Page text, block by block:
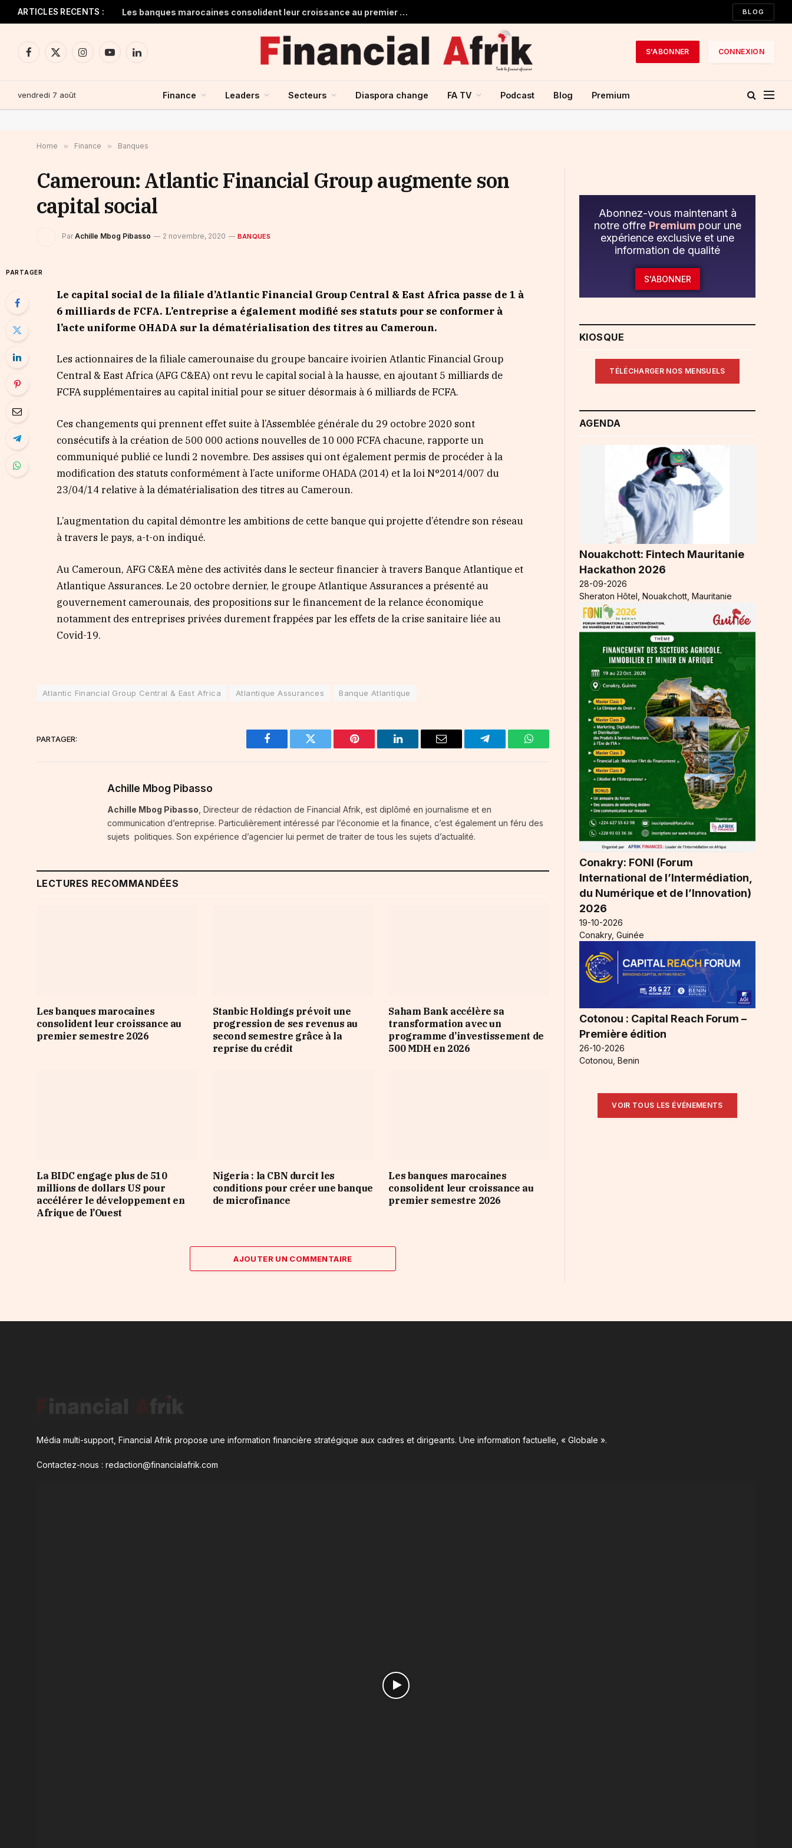
ARTICLES RECENTS : Les banques marocaines consolident leur croissance au premier semestre 2026 BLOG
Facebook
X
InstagramYouTubeLinkedIn
S'ABONNER CONNEXION
vendredi 7 août Finance Leaders Secteurs Diaspora change FA TV Podcast Blog Premium
Home » Finance » Banques
Cameroun: Atlantic Financial Group augmente son
capital social
Par Achille Mbog Pibasso 2 novembre, 2020 BANQUES
PARTAGER
Le capital social de la filiale d’Atlantic Financial Group Central & East Africa passe de 1 à
6 milliards de FCFA. L’entreprise a également modifié ses statuts pour se conformer à
l’acte uniforme OHADA sur la dématérialisation des titres au Cameroun.
Les actionnaires de la filiale camerounaise du groupe bancaire ivoirien Atlantic Financial Group
Central & East Africa (AFG C&EA) ont revu le capital social à la hausse, en ajoutant 5 milliards de
FCFA supplémentaires au capital initial pour se situer désormais à 6 milliards de FCFA.
Ces changements qui prennent effet suite à l’Assemblée générale du 29 octobre 2020 sont
consécutifs à la création de 500 000 actions nouvelles de 10 000 FCFA chacune, rapporte un
communiqué publié ce lundi 2 novembre. Des assises qui ont également permis de procéder à la
modification des statuts conformément à l’acte uniforme OHADA (2014) et la loi N°2014/007 du
23/04/14 relative à la dématérialisation des titres au Cameroun.
L’augmentation du capital démontre les ambitions de cette banque qui projette d’étendre son réseau
à travers le pays, a-t-on indiqué.
Au Cameroun, AFG C&EA mène des activités dans le secteur financier à travers Banque Atlantique et
Atlantique Assurances. Le 20 octobre dernier, le groupe Atlantique Assurances a présenté au
gouvernement camerounais, des propositions sur le financement de la relance économique
notamment des entreprises privées durement frappées par les effets de la crise sanitaire liée au
Covid-19.
Atlantic Financial Group Central & East Africa Atlantique Assurances Banque Atlantique
PARTAGER:
Facebook Twitter Pinterest LinkedIn Email Telegram WhatsApp
Achille Mbog Pibasso
Achille Mbog Pibasso , Directeur de rédaction de Financial Afrik, est diplômé en journalisme et en
communication d’entreprise. Particulièrement intéressé par l’économie et la finance, c’est également un féru des
sujets politiques. Son expérience d’agencier lui permet de traiter de tous les sujets d’actualité.
LECTURES RECOMMANDÉES
Les banques marocaines
consolident leur croissance au
premier semestre 2026
Stanbic Holdings prévoit une
progression de ses revenus au
second semestre grâce à la
reprise du crédit
Saham Bank accélère sa
transformation avec un
programme d’investissement de
500 MDH en 2026
La BIDC engage plus de 510
millions de dollars US pour
accélérer le développement en
Afrique de l’Ouest
Nigeria : la CBN durcit les
conditions pour créer une banque
de microfinance
Les banques marocaines
consolident leur croissance au
premier semestre 2026
AJOUTER UN COMMENTAIRE
Abonnez-vous maintenant à
notre offre Premium pour une
expérience exclusive et une
information de qualité
S'ABONNER
KIOSQUE
TÉLÉCHARGER NOS MENSUELS
AGENDA
Nouakchott: Fintech Mauritanie
Hackathon 2026
28-09-2026
Sheraton Hôtel, Nouakchott, Mauritanie
Conakry: FONI (Forum
International de l’Intermédiation,
du Numérique et de l’Innovation)
2026
19-10-2026
Conakry, Guinée
Cotonou : Capital Reach Forum –
Première édition
26-10-2026
Cotonou, Benin
VOIR TOUS LES ÉVÉNEMENTS
Média multi-support, Financial Afrik propose une information financière stratégique aux cadres et dirigeants. Une information factuelle, « Globale ».
Contactez-nous : redaction@financialafrik.com